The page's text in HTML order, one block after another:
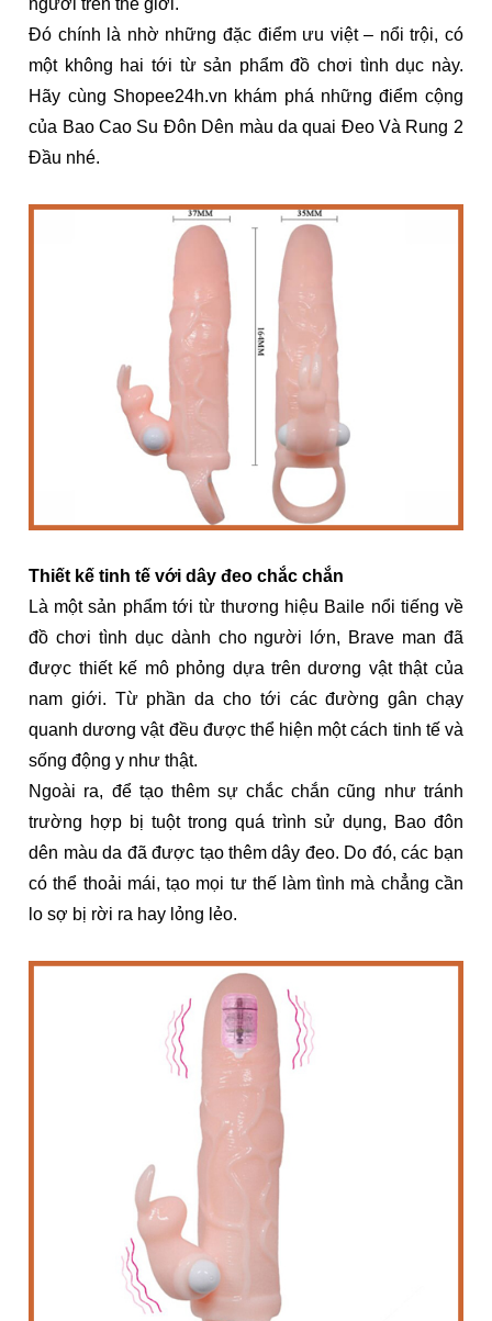
người trên thế giới.
Đó chính là nhờ những đặc điểm ưu việt – nổi trội, có
một không hai tới từ sản phẩm đồ chơi tình dục này.
Hãy cùng Shopee24h.vn khám phá những điểm cộng
của Bao Cao Su Đôn Dên màu da quai Đeo Và Rung 2
Đầu nhé.
Thiết kế tinh tế với dây đeo chắc chắn
Là một sản phẩm tới từ thương hiệu Baile nổi tiếng về
đồ chơi tình dục dành cho người lớn, Brave man đã
được thiết kế mô phỏng dựa trên dương vật thật của
nam giới. Từ phần da cho tới các đường gân chạy
quanh dương vật đều được thể hiện một cách tinh tế và
sống động y như thật.
Ngoài ra, để tạo thêm sự chắc chắn cũng như tránh
trường hợp bị tuột trong quá trình sử dụng, Bao đôn
dên màu da đã được tạo thêm dây đeo. Do đó, các bạn
có thể thoải mái, tạo mọi tư thế làm tình mà chẳng cần
lo sợ bị rời ra hay lỏng lẻo.